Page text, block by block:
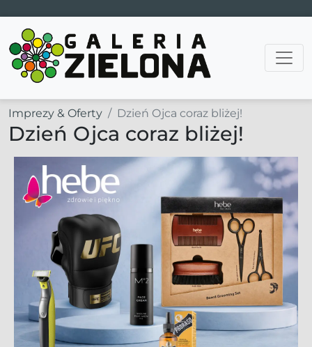
Main Navigation
Imprezy & Oferty Dzień Ojca coraz bliżej!
Dzień Ojca coraz bliżej!